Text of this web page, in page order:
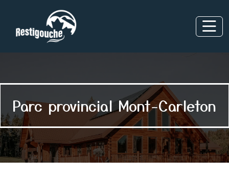
Parc provincial Mont-Carleton